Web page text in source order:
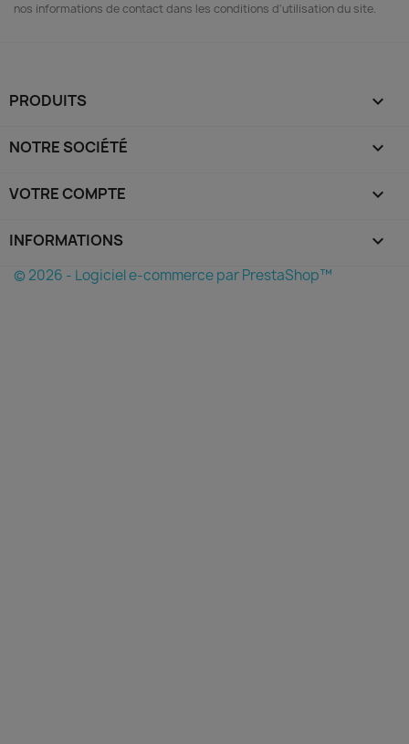
nos informations de contact dans les conditions d'utilisation du site.
PRODUITS 
NOTRE SOCIÉTÉ 
VOTRE COMPTE 
INFORMATIONS keyboard_arrow_down
© 2026 - Logiciel e-commerce par PrestaShop™